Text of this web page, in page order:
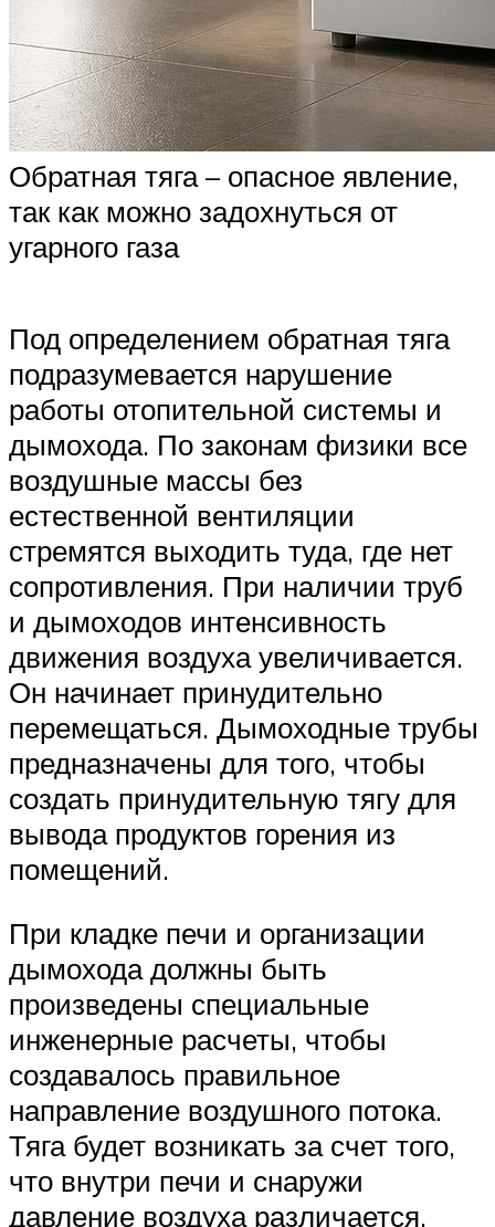
Обратная тяга – опасное явление,
так как можно задохнуться от
угарного газа
Под определением обратная тяга
подразумевается нарушение
работы отопительной системы и
дымохода. По законам физики все
воздушные массы без
естественной вентиляции
стремятся выходить туда, где нет
сопротивления. При наличии труб
и дымоходов интенсивность
движения воздуха увеличивается.
Он начинает принудительно
перемещаться. Дымоходные трубы
предназначены для того, чтобы
создать принудительную тягу для
вывода продуктов горения из
помещений.
При кладке печи и организации
дымохода должны быть
произведены специальные
инженерные расчеты, чтобы
создавалось правильное
направление воздушного потока.
Тяга будет возникать за счет того,
что внутри печи и снаружи
давление воздуха различается.